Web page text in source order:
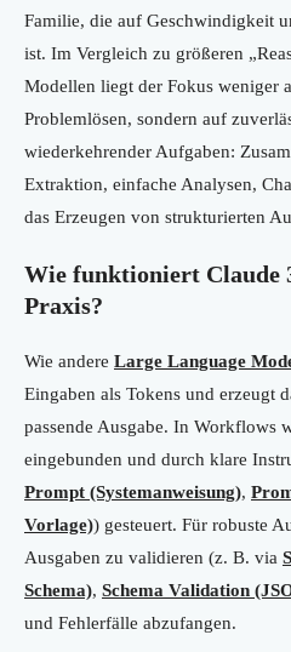
Familie, die auf Geschwindigkeit
ist. Im Vergleich zu größeren
Modellen liegt der Fokus weniger
Problemlösen, sondern auf
wiederkehrender Aufgaben:
Extraktion, einfache Analysen,
das Erzeugen von strukturierten
Wie funktioniert Claude
Praxis?
Wie andere Large Language
Eingaben als Tokens und erzeugt
passende Ausgabe. In Workflows
eingebunden und durch klare
Prompt (Systemanweisung),
Vorlage)) gesteuert. Für robuste
Ausgaben zu validieren (z. B. via
Schema), Schema Validation
und Fehlerfälle abzufangen.